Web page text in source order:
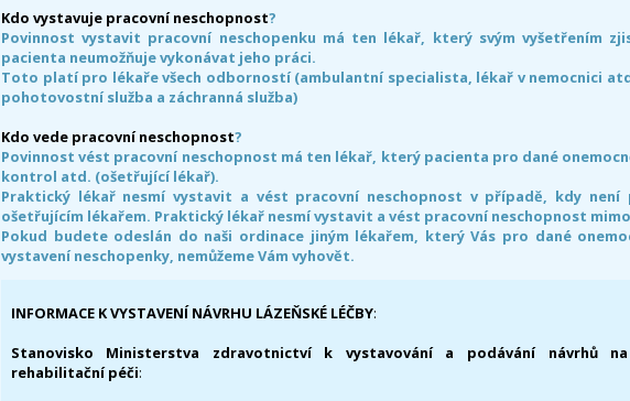
Kdo vystavuje pracovní neschopnost?
Povinnost vystavit pracovní neschopenku má ten lékař, který svým vyšetřením
pacienta neumožňuje vykonávat jeho práci.
Toto platí pro lékaře všech odborností (ambulantní specialista, lékař v nemocnici
pohotovostní služba a záchranná služba)
Kdo vede pracovní neschopnost?
Povinnost vést pracovní neschopnost má ten lékař, který pacienta pro dané
kontrol atd. (ošetřující lékař).
Praktický lékař nesmí vystavit a vést pracovní neschopnost v případě, kdy není
ošetřujícím lékařem. Praktický lékař nesmí vystavit a vést pracovní neschopnost
Pokud budete odeslán do naši ordinace jiným lékařem, který Vás pro dané
vystavení neschopenky, nemůžeme Vám vyhovět.
INFORMACE K VYSTAVENÍ NÁVRHU LÁZEŇSKÉ LÉČBY:
Stanovisko Ministerstva zdravotnictví k vystavování a podávání návrhů na
rehabilitační péči: